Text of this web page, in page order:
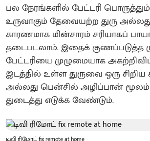
பல நேரங்களில் பேட்டரி
உருவாகும் தேவையற்ற துரு
காரணமாக மின்சாரம் சரியாகப்
தடைபடலாம். இதைக் குணப்படுத்த
பேட்டரியை முழுமையாக
இடத்தில் உள்ள துருவை ஒரு சிறிய
அல்லது பென்சில் அழிப்பான்
துடைத்து எடுக்க வேண்டும்.
டிவி ரிமோட் fix remote at home